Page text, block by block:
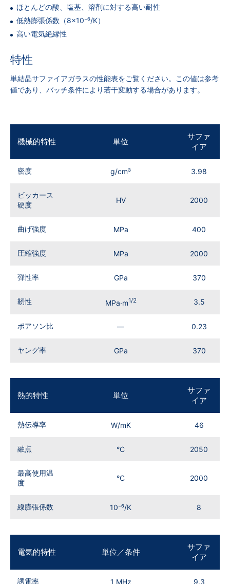
ほとんどの酸、塩基、溶剤に対する高い耐性
低熱膨張係数（8×10⁻⁶/K）
高い電気絶縁性
特性
単結晶サファイアガラスの性能表をご覧ください。この値は参考
値であり、バッチ条件により若干変動する場合があります。
機械的特性 単位
サファ
イア
密度 g/cm³ 3.98
ビッカース
硬度
HV 2000
曲げ強度 MPa 400
圧縮強度 MPa 2000
弾性率 GPa 370
靭性 MPa·m1/2 3.5
ポアソン比 — 0.23
ヤング率 GPa 370
熱的特性 単位
サファ
イア
熱伝導率 W/mK 46
融点 °C 2050
最高使用温
度
°C 2000
線膨張係数 10⁻⁶/K 8
電気的特性 単位／条件
サファ
イア
誘電率 1 MHz 9.3